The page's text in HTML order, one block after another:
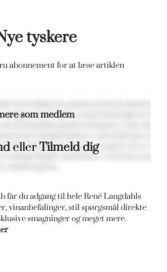
tyskere
abonnement for at læse artiklen
som medlem
ellerTilmeld dig
får du adgang til hele René Langdahls
vinanbefalinger, stil spørgsmål direkte
smagninger og meget mere.